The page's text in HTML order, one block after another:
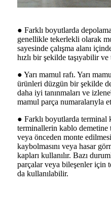
● Farklı boyutlarda
genellikle tekerlekli olarak
sayesinde çalışma alanı
hızlı bir şekilde taşıyabilir ve
● Yarı mamul rafı. Yarı
ürünleri düzgün bir şekilde
daha iyi tanınmaları ve
mamul parça numaralarıyla
● Farklı boyutlarda terminal
terminallerin kablo demetine
veya önceden monte
kaybolmasını veya hasar
kapları kullanılır. Bazı
parçalar veya bileşenler için
da kullanılabilir.